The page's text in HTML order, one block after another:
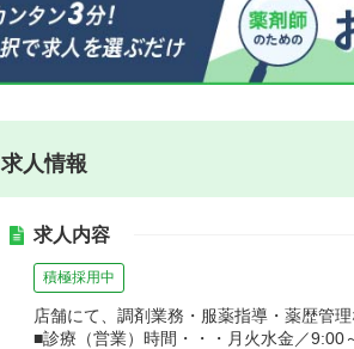
求人情報
求人内容
積極採用中
店舗にて、調剤業務・服薬指導・薬歴管
■診療（営業）時間・・・月火水金／9:00